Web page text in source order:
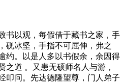
书以观，每假借于藏书之家，手
砚冰坚，手指不可屈伸，弗之
约。以是人多以书假余，余因得
之道 。又患无硕师名人与游，
叩问。先达德隆望尊，门人弟子